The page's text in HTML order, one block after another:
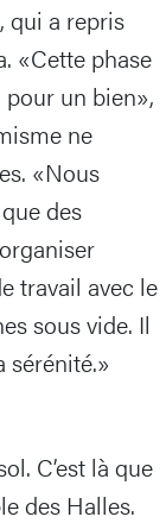
qui a repris
«Cette phase
un bien»,
ne
«Nous
des
travail avec le
sous vide. Il
sérénité.»
C’est là que
des Halles.